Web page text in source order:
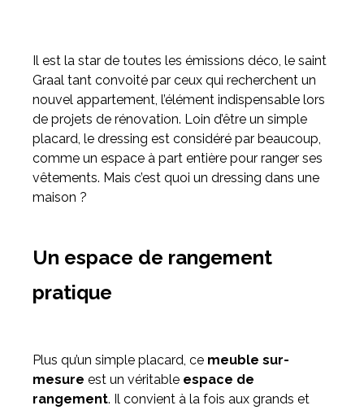
Inspirez-vous du catalogue
Personnalisez nos modèles pour créer le meuble qui vous
ressemble.
Il est la star de toutes les émissions déco, le saint
Graal tant convoité par ceux qui recherchent un
nouvel appartement, l’élément indispensable lors
de projets de rénovation. Loin d’être un simple
placard, le dressing est considéré par beaucoup,
comme un espace à part entière pour ranger ses
vêtements. Mais c’est quoi un dressing dans une
maison ?
Un espace de rangement
pratique
Plus qu’un simple placard, ce meuble sur-
mesure est un véritable espace de
rangement. Il convient à la fois aux grands et